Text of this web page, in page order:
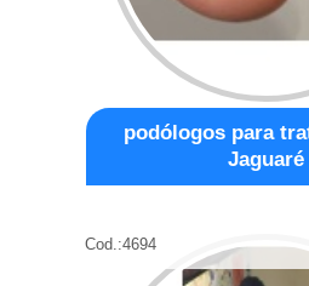
podólogos para
Jaguaré
Cod.:4694